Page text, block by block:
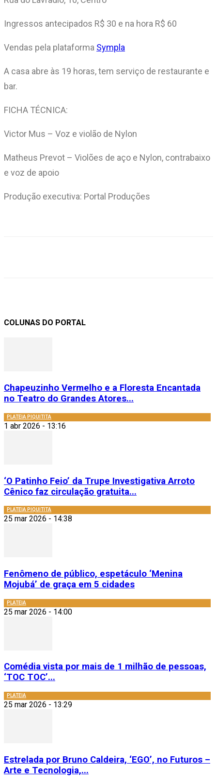
Ingressos antecipados R$ 30 e na hora R$ 60
Vendas pela plataforma Sympla
A casa abre às 19 horas, tem serviço de restaurante e
bar.
FICHA TÉCNICA:
Victor Mus – Voz e violão de Nylon
Matheus Prevot – Violões de aço e Nylon, contrabaixo
e voz de apoio
Produção executiva: Portal Produções
COLUNAS DO PORTAL
Chapeuzinho Vermelho e a Floresta Encantada
no Teatro do Grandes Atores...
PLATEIA PIQUITITA
1 abr 2026 - 13:16
‘O Patinho Feio’ da Trupe Investigativa Arroto
Cênico faz circulação gratuita...
PLATEIA PIQUITITA
25 mar 2026 - 14:38
Fenômeno de público, espetáculo ‘Menina
Mojubá’ de graça em 5 cidades
PLATEIA
25 mar 2026 - 14:00
Comédia vista por mais de 1 milhão de pessoas,
‘TOC TOC’...
PLATEIA
25 mar 2026 - 13:29
Estrelada por Bruno Caldeira, ‘EGO’, no Futuros –
Arte e Tecnologia,...